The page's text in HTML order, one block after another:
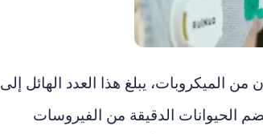
الميكروبات، يبلغ هذا العدد الهائل إلى
الحيوانات الدقيقة من الفيروسات